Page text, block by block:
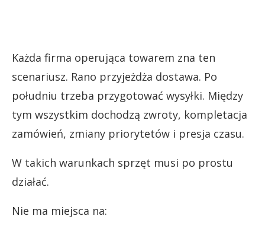
Każda firma operująca towarem zna ten
scenariusz. Rano przyjeżdża dostawa. Po
południu trzeba przygotować wysyłki. Między
tym wszystkim dochodzą zwroty, kompletacja
zamówień, zmiany priorytetów i presja czasu.
W takich warunkach sprzęt musi po prostu
działać.
Nie ma miejsca na: